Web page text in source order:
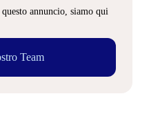
annuncio, siamo qui
Team